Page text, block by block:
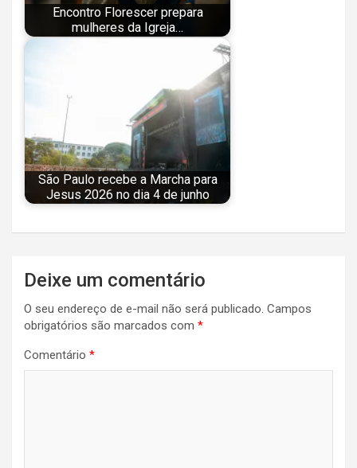
Encontro Florescer prepara
mulheres da Igreja…
São Paulo recebe a Marcha para
Jesus 2026 no dia 4 de junho
Navegação
de
Post
Deixe um comentário
O seu endereço de e-mail não será publicado. Campos
obrigatórios são marcados com *
Comentário *